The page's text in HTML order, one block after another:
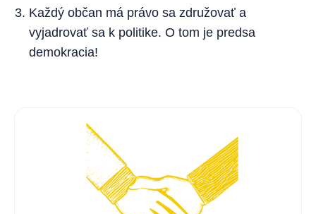
Každý občan má právo sa združovať a
vyjadrovať sa k politike. O tom je predsa
demokracia!